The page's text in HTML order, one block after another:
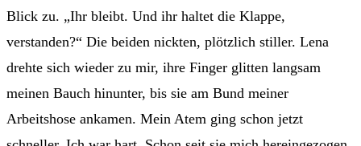
Blick zu. „Ihr bleibt. Und ihr haltet die Klappe,
verstanden?“ Die beiden nickten, plötzlich stiller. Lena
drehte sich wieder zu mir, ihre Finger glitten langsam
meinen Bauch hinunter, bis sie am Bund meiner
Arbeitshose ankamen. Mein Atem ging schon jetzt